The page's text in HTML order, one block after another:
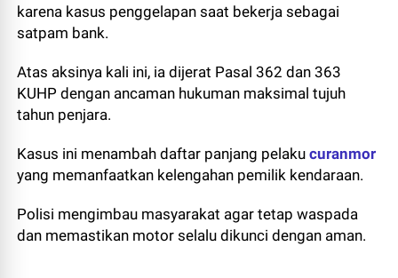
karena kasus penggelapan saat bekerja sebagai
satpam bank.
Atas aksinya kali ini, ia dijerat Pasal 362 dan 363
KUHP dengan ancaman hukuman maksimal tujuh
tahun penjara.
Kasus ini menambah daftar panjang pelakucuranmor
yang memanfaatkan kelengahan pemilik kendaraan.
Polisi mengimbau masyarakat agar tetap waspada
dan memastikan motor selalu dikunci dengan aman.